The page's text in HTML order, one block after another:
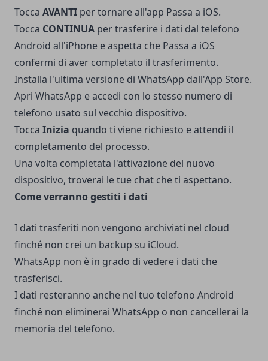
Tocca AVANTI per tornare all'app Passa a iOS.
Tocca CONTINUA per trasferire i dati dal telefono
Android all'iPhone e aspetta che Passa a iOS
confermi di aver completato il trasferimento.
Installa l'ultima versione di WhatsApp dall'App Store.
Apri WhatsApp e accedi con lo stesso numero di
telefono usato sul vecchio dispositivo.
Tocca Inizia quando ti viene richiesto e attendi il
completamento del processo.
Una volta completata l'attivazione del nuovo
dispositivo, troverai le tue chat che ti aspettano.
Come verranno gestiti i dati
I dati trasferiti non vengono archiviati nel cloud
finché non crei un backup su iCloud.
WhatsApp non è in grado di vedere i dati che
trasferisci.
I dati resteranno anche nel tuo telefono Android
finché non eliminerai WhatsApp o non cancellerai la
memoria del telefono.